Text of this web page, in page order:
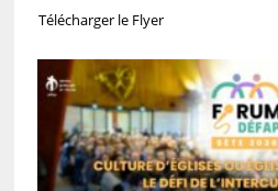
Télécharger le Flyer